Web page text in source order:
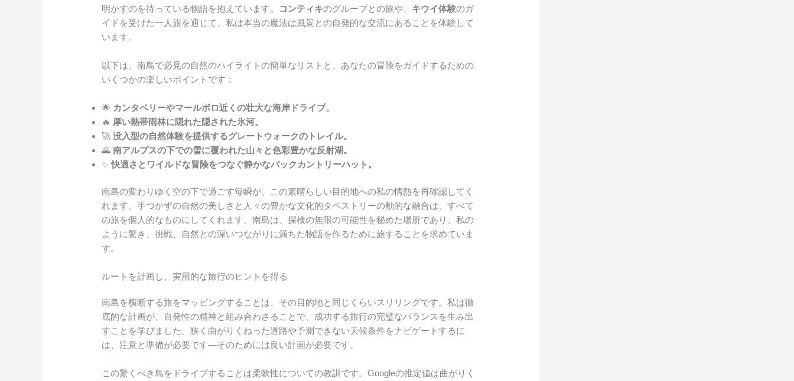
明かすのを待っている物語を抱えています。
コンティキのグループとの旅や、 キウイ体験のガ
イドを受けた一人旅を通じて、私は本当の魔法は風景との自発的な交流にあることを体験して
います。
以下は、南島で必見の自然のハイライトの簡単なリストと、あなたの冒険をガイドするための
いくつかの楽しいポイントです：
🌟 カンタベリーやマールボロ近くの壮大な海岸ドライブ。
🔥 厚い熱帯雨林に隠れた隠された氷河。
🚀没入型の自然体験を提供するグレートウォークのトレイル。
🌄南アルプスの下での雪に覆われた山々と色彩豊かな反射湖。
✨快適さとワイルドな冒険をつなぐ静かなバックカントリーハット。
南島の変わりゆく空の下で過ごす毎瞬が、この素晴らしい目的地への私の情熱を再確認してく
れます。手つかずの自然の美しさと人々の豊かな文化的タペストリーの動的な融合は、すべて
の旅を個人的なものにしてくれます。南島は、探検の無限の可能性を秘めた場所であり、私の
ように驚き、挑戦、自然との深いつながりに満ちた物語を作るために旅することを求めていま
す。
ルートを計画し、実用的な旅行のヒントを得る
南島を横断する旅をマッピングすることは、その目的地と同じくらいスリリングです。私は徹
底的な計画が、自発性の精神と組み合わさることで、成功する旅行の完璧なバランスを生み出
すことを学びました。狭く曲がりくねった道路や予測できない天候条件をナビゲートするに
は、注意と準備が必要です—そのためには良い計画が必要です。
この驚くべき島をドライブすることは柔軟性についての教訓です。Googleの推定値は曲がりく